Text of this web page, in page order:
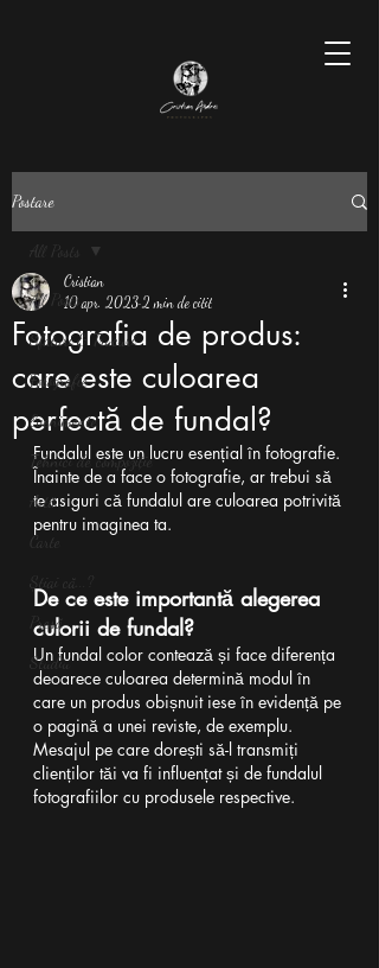
Postare
All Posts
Sfaturi & Trucuri
Fotografie
Evenimente
Tehnici de compoziție
Artă
Carte
Știai că...?
Presă
Studiu
All Posts
Fotografia de produs:
care este culoarea
perfectă de fundal?
Cristian
10 apr. 2023 2 min de citit
Fundalul este un lucru esențial în fotografie.
Înainte de a face o fotografie, ar trebui să
te asiguri că fundalul are culoarea potrivită
pentru imaginea ta.
De ce este importantă alegerea
culorii de fundal?
Un fundal color contează și face diferența
deoarece culoarea determină modul în
care un produs obișnuit iese în evidență pe
o pagină a unei reviste, de exemplu.
Mesajul pe care dorești să-l transmiți
clienților tăi va fi influențat și de fundalul
fotografiilor cu produsele respective.